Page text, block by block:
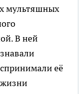
мультяшных
В ней
её
жизни